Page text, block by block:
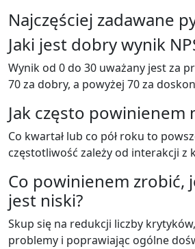
Najczęściej zadawane
Jaki jest dobry wynik
Wynik od 0 do 30 uważany jest za
70 za dobry, a powyżej 70 za
Jak często powinienem
Co kwartał lub co pół roku to
częstotliwość zależy od interakcji z
Co powinienem zrobić,
jest niski?
Skup się na redukcji liczby
problemy i poprawiając ogólne